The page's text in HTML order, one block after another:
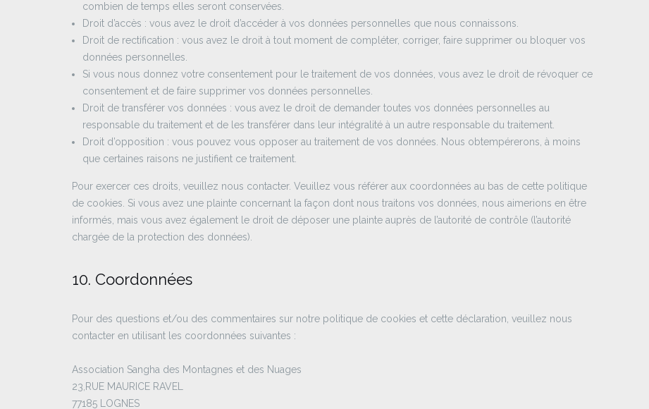
combien de temps elles seront conservées.
Droit d’accès : vous avez le droit d’accéder à vos données personnelles que nous connaissons.
Droit de rectification : vous avez le droit à tout moment de compléter, corriger, faire supprimer ou bloquer vos
données personnelles.
Si vous nous donnez votre consentement pour le traitement de vos données, vous avez le droit de révoquer ce
consentement et de faire supprimer vos données personnelles.
Droit de transférer vos données : vous avez le droit de demander toutes vos données personnelles au
responsable du traitement et de les transférer dans leur intégralité à un autre responsable du traitement.
Droit d’opposition : vous pouvez vous opposer au traitement de vos données. Nous obtempérerons, à moins
que certaines raisons ne justifient ce traitement.
Pour exercer ces droits, veuillez nous contacter. Veuillez vous référer aux coordonnées au bas de cette politique
de cookies. Si vous avez une plainte concernant la façon dont nous traitons vos données, nous aimerions en être
informés, mais vous avez également le droit de déposer une plainte auprès de l’autorité de contrôle (l’autorité
chargée de la protection des données).
10. Coordonnées
Pour des questions et/ou des commentaires sur notre politique de cookies et cette déclaration, veuillez nous
contacter en utilisant les coordonnées suivantes :
Association Sangha des Montagnes et des Nuages
23,RUE MAURICE RAVEL
77185 LOGNES